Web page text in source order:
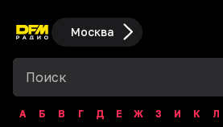
Москва
А Б В Г Д Е Ж З И К Л